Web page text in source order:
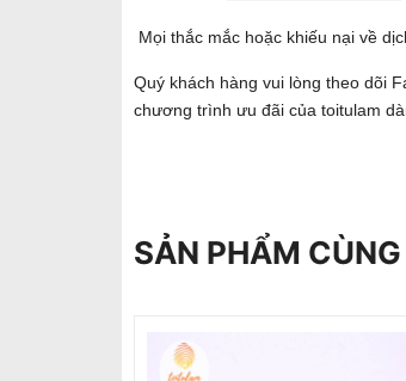
Mọi thắc mắc hoặc khiếu nại về
Quý khách hàng vui lòng theo dõi
chương trình ưu đãi của toitulam
SẢN PHẨM